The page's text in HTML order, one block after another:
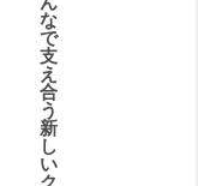
な
で
支
え
合
う
新
し
い